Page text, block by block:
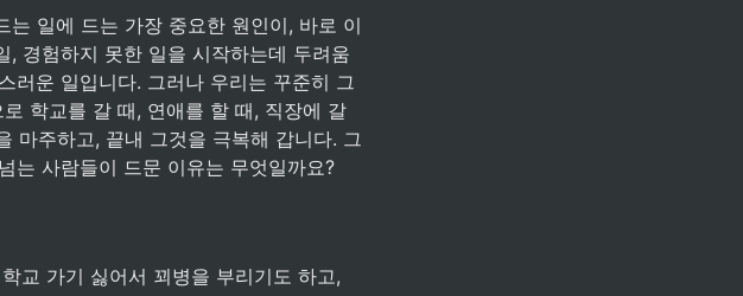
일에 드는 가장 중요한 원인이, 바로 이
경험하지 못한 일을 시작하는데 두려움
러운 일입니다. 그러나 우리는 꾸준히 그
학교를 갈 때, 연애를 할 때, 직장에 갈
마주하고, 끝내 그것을 극복해 갑니다. 그
는 사람들이 드문 이유는 무엇일까요?
교 가기 싫어서 꾀병을 부리기도 하고,